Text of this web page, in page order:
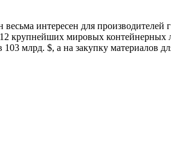
интересен для
крупнейших мировых контейнерных
млрд. $, а на закупку материалов